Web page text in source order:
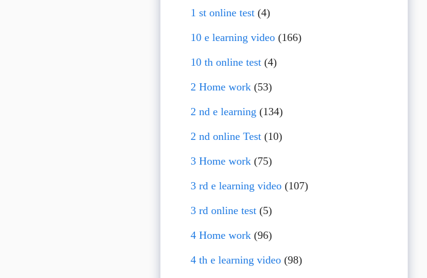
1 st online test(4)
10 e learning video(166)
10 th online test(4)
2 Home work(53)
2 nd e learning (134)
2 nd online Test(10)
3 Home work(75)
3 rd e learning video(107)
3 rd online test(5)
4 Home work(96)
4 th e learning video(98)